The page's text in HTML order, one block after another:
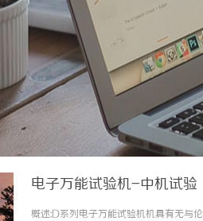
电子万能试验机-中机试验
概述:D系列电子万能试验机机具有无与